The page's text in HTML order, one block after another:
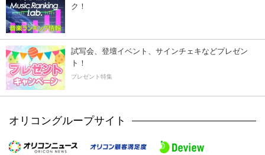
ク！
試写会、登壇イベント、サインチェキなどプレゼン
ト！
プレゼント特集
オリコングループサイト